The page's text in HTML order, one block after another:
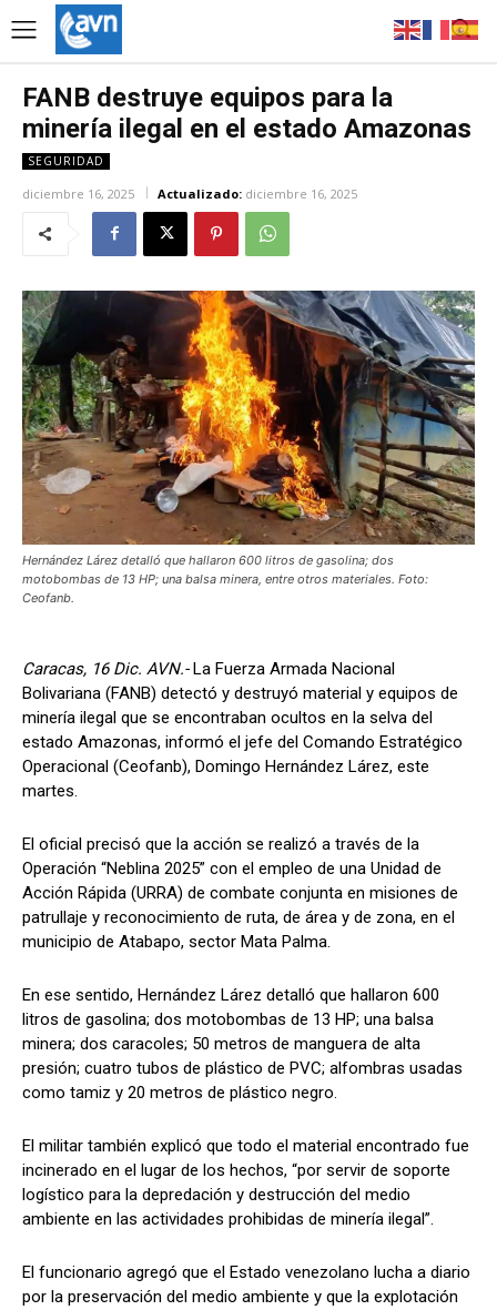
FANB destruye equipos para la
minería ilegal en el estado Amazonas
SEGURIDAD
diciembre 16, 2025 Actualizado: diciembre 16, 2025
Hernández Lárez detalló que hallaron 600 litros de gasolina; dos
motobombas de 13 HP; una balsa minera, entre otros materiales. Foto:
Ceofanb.
Caracas, 16 Dic. AVN.- La Fuerza Armada Nacional
Bolivariana (FANB) detectó y destruyó material y equipos de
minería ilegal que se encontraban ocultos en la selva del
estado Amazonas, informó el jefe del Comando Estratégico
Operacional (Ceofanb), Domingo Hernández Lárez, este
martes.
El oficial precisó que la acción se realizó a través de la
Operación “Neblina 2025” con el empleo de una Unidad de
Acción Rápida (URRA) de combate conjunta en misiones de
patrullaje y reconocimiento de ruta, de área y de zona, en el
municipio de Atabapo, sector Mata Palma.
En ese sentido, Hernández Lárez detalló que hallaron 600
litros de gasolina; dos motobombas de 13 HP; una balsa
minera; dos caracoles; 50 metros de manguera de alta
presión; cuatro tubos de plástico de PVC; alfombras usadas
como tamiz y 20 metros de plástico negro.
El militar también explicó que todo el material encontrado fue
incinerado en el lugar de los hechos, “por servir de soporte
logístico para la depredación y destrucción del medio
ambiente en las actividades prohibidas de minería ilegal”.
El funcionario agregó que el Estado venezolano lucha a diario
por la preservación del medio ambiente y que la explotación